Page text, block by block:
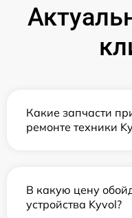
Какие запчасти
ремонте техники
В какую цену
устройства Kyvol?